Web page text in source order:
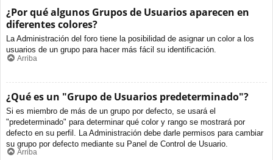
¿Por qué algunos Grupos de Usuarios aparecen en
diferentes colores?
La Administración del foro tiene la posibilidad de asignar un color a los
usuarios de un grupo para hacer más fácil su identificación.
Arriba
¿Qué es un "Grupo de Usuarios predeterminado"?
Si es miembro de más de un grupo por defecto, se usará el
"predeterminado" para determinar qué color y rango se mostrará por
defecto en su perfil. La Administración debe darle permisos para cambiar
su grupo por defecto mediante su Panel de Control de Usuario.
Arriba